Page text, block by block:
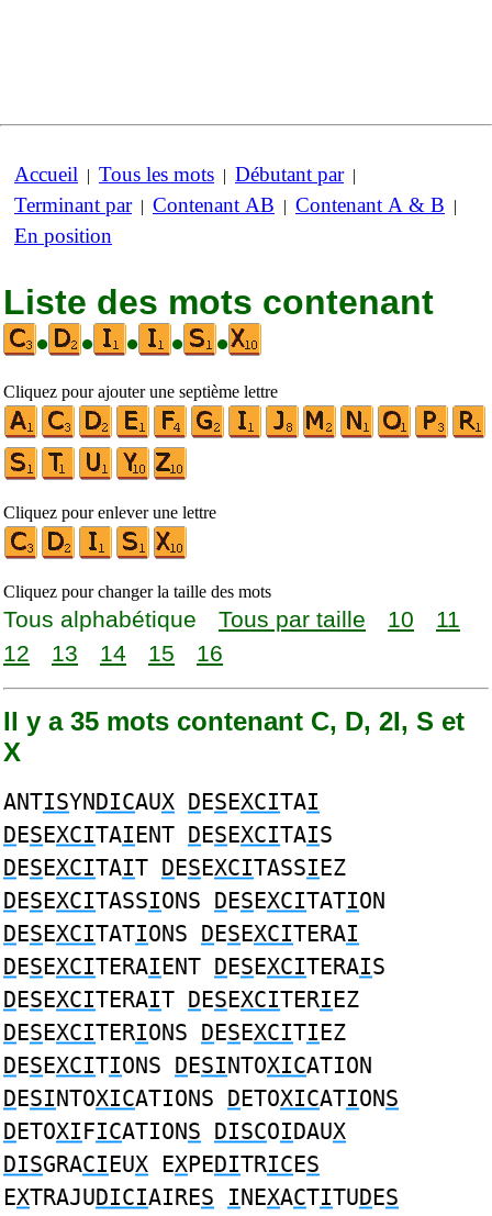
Accueil | Tous les mots | Débutant par|
Terminant par| Contenant AB | Contenant A & B |
En position
Liste des mots contenant
•
• • • •
Cliquez pour ajouter une septième lettre
Cliquez pour enlever une lettre
Cliquez pour changer la taille des mots
Tous alphabétique Tous par taille 10
11
12
13 14 15 16
Il y a 35 mots contenant C, D, 2I, S et
X
ANTISYNDICAUX DESEXCITAI
DESEXCITAIENT DESEXCITAIS
DESEXCITAIT DESEXCITASSIEZ
DESEXCITASSIONS DESEXCITATION
DESEXCITATIONS DESEXCITERAI
DESEXCITERAIENT DESEXCITERAIS
DESEXCITERAIT DESEXCITERIEZ
DESEXCITERIONS DESEXCITIEZ
DESEXCITIONS DESINTOXICATION
DESINTOXICATIONS DETOXICATIONS
DETOXIFICATIONS DISCOIDAUX
DISGRACIEUX EXPEDITRICES
EXTRAJUDICIAIRES INEXACTITUDES